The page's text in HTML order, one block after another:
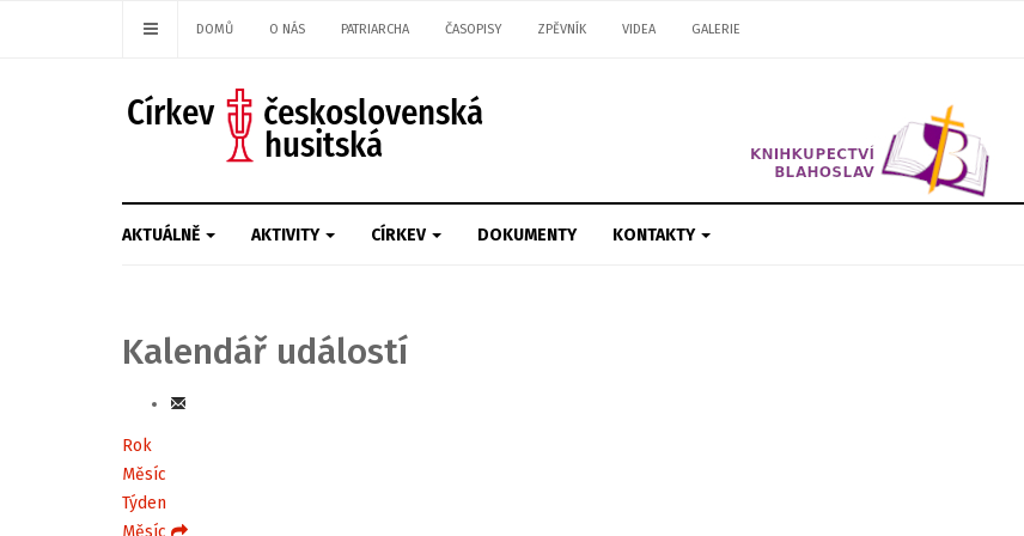
DOMŮ O NÁS PATRIARCHA ČASOPISY ZPĚVNÍK VIDEA GALERIE
AKTUÁLNĚ AKTIVITY CÍRKEV DOKUMENTY KONTAKTY
Kalendář událostí
Rok
Měsíc
Týden
Měsíc